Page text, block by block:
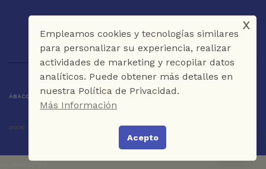
ÁBACO LIBROS Y CAFÉ © 2025 CARTAGENA DE INDIAS - COLOMBIA
Inicio Galería Café
¿Necesitas ayuda?
Empleamos cookies y tecnologías similares
para personalizar su experiencia, realizar
actividades de marketing y recopilar datos
analíticos. Puede obtener más detalles en
nuestra Política de Privacidad.
Más Información
Acepto
x